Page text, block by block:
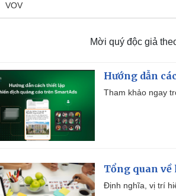
VOV
Mời quý độc giả
Hướng dẫn
Tham khảo ngay
Tổng quan về
Định nghĩa, vị trí